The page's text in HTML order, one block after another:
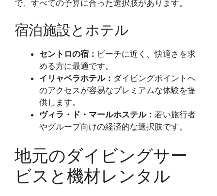
で、すべての予算に合った選択肢があります。
宿泊施設とホテル
セントロの宿： ビーチに近く、快適さを求
める方に最適です。
イリャベラホテル： ダイビングポイントへ
のアクセスが容易なプレミアムな体験を提
供します。
ヴィラ・ド・マールホステル： 若い旅行者
やグループ向けの経済的な選択肢です。
地元のダイビングサー
ビスと機材レンタル